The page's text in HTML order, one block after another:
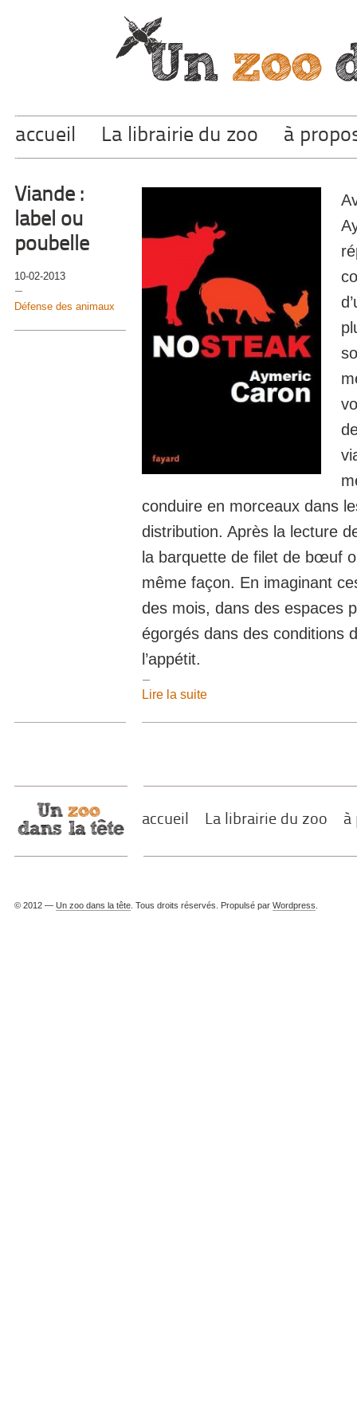
accueil La librairie du zoo à
Viande :
label ou
poubelle
10-02-2013
Défense des animaux
conduire en morceaux dans
distribution. Après la lecture
la barquette de filet de bœuf
même façon. En imaginant
des mois, dans des espaces
égorgés dans des conditions
l’appétit.
Lire la suite
accueil La librairie du zoo à
© 2012 — Un zoo dans la tête. Tous droits réservés. Propulsé par Wordpress